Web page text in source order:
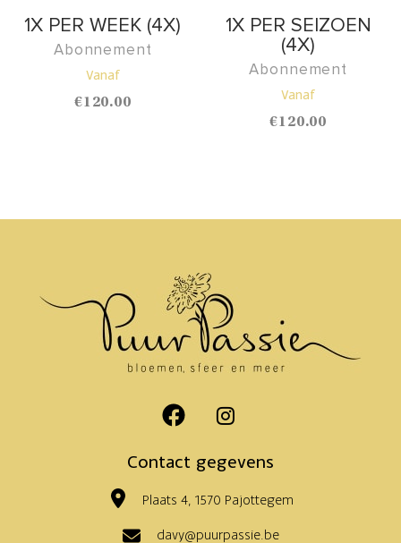
1X PER WEEK (4X)
Abonnement
Vanaf
€120.00
1X PER SEIZOEN
(4X)
Abonnement
Vanaf
€120.00
Contact gegevens
Plaats 4, 1570 Pajottegem
davy@puurpassie.be